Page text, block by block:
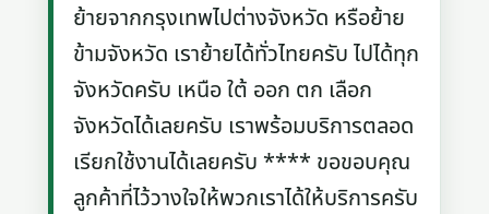
ย้ายจากกรุงเทพไปต่างจังหวัด หรือย้าย
ข้ามจังหวัด เราย้ายได้ทั่วไทยครับ ไปได้ทุก
จังหวัดครับ เหนือ ใต้ ออก ตก เลือก
จังหวัดได้เลยครับ เราพร้อมบริการตลอด
เรียกใช้งานได้เลยครับ **** ขอขอบคุณ
ลูกค้าที่ไว้วางใจให้พวกเราได้ให้บริการครับ